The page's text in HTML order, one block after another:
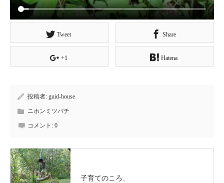
Tweet Share
+1 Hatena
投稿者: guid-house
ニホンミツバチ
コメント: 0
子育てのころ、